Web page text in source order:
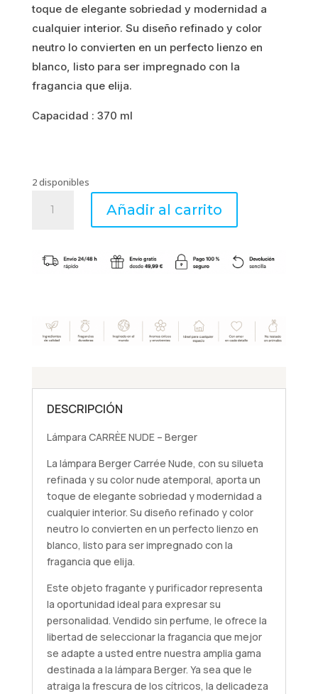
era:
40.00€.
es:
32.00€.
toque de elegante sobriedad y modernidad a
cualquier interior. Su diseño refinado y color
neutro lo convierten en un perfecto lienzo en
blanco, listo para ser impregnado con la
fragancia que elija.
Capacidad : 370 ml
2 disponibles
CARRÈE
Berger
Añadir al carrito
DESCRIPCIÓN
Lámpara CARRÈE NUDE – Berger
La lámpara Berger Carrée Nude, con su silueta
refinada y su color nude atemporal, aporta un
toque de elegante sobriedad y modernidad a
cualquier interior. Su diseño refinado y color
neutro lo convierten en un perfecto lienzo en
blanco, listo para ser impregnado con la
fragancia que elija.
Este objeto fragante y purificador representa
la oportunidad ideal para expresar su
personalidad. Vendido sin perfume, le ofrece la
libertad de seleccionar la fragancia que mejor
se adapte a usted entre nuestra amplia gama
destinada a la lámpara Berger. Ya sea que le
atraiga la frescura de los cítricos, la delicadeza